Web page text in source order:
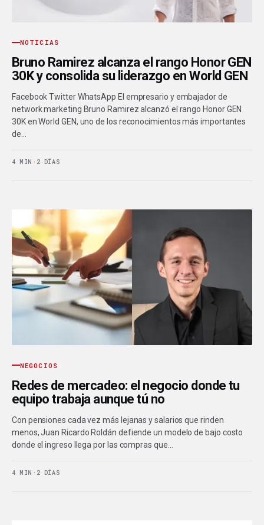
NOTICIAS
Bruno Ramirez alcanza el rango Honor GEN
30K y consolida su liderazgo en World GEN
Facebook Twitter WhatsApp El empresario y embajador de
network marketing Bruno Ramirez alcanzó el rango Honor GEN
30K en World GEN, uno de los reconocimientos más importantes
de…
4 MIN · 2 DÍAS
NEGOCIOS
Redes de mercadeo: el negocio donde tu
equipo trabaja aunque tú no
Con pensiones cada vez más lejanas y salarios que rinden
menos, Juan Ricardo Roldán defiende un modelo de bajo costo
donde el ingreso llega por las compras que…
4 MIN · 2 DÍAS